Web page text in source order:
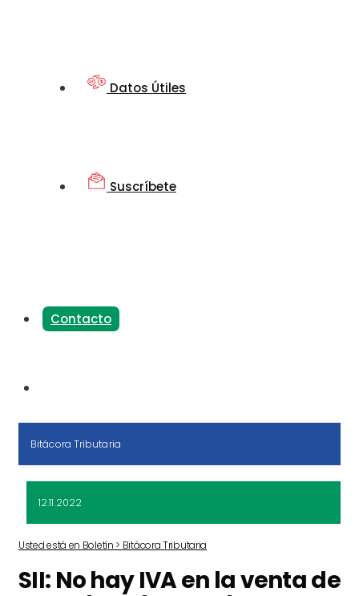
Datos Útiles
Suscríbete
Contacto
Bitácora Tributaria
12.11.2022
Usted está en Boletín > Bitácora Tributaria
SII: No hay IVA en la venta de